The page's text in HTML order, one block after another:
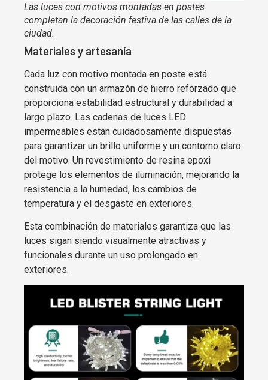
Las luces con motivos montadas en postes
completan la decoración festiva de las calles de la
ciudad.
Materiales y artesanía
Cada luz con motivo montada en poste está
construida con un armazón de hierro reforzado que
proporciona estabilidad estructural y durabilidad a
largo plazo. Las cadenas de luces LED
impermeables están cuidadosamente dispuestas
para garantizar un brillo uniforme y un contorno claro
del motivo. Un revestimiento de resina epoxi
protege los elementos de iluminación, mejorando la
resistencia a la humedad, los cambios de
temperatura y el desgaste en exteriores.
Esta combinación de materiales garantiza que las
luces sigan siendo visualmente atractivas y
funcionales durante un uso prolongado en
exteriores.